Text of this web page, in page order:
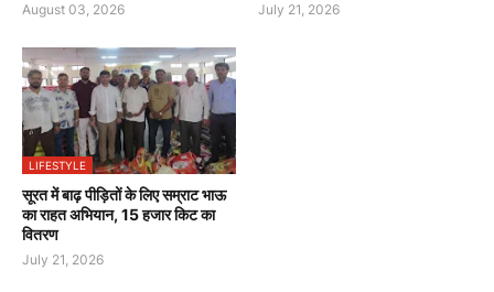
August 03, 2026 July 21, 2026
LIFESTYLE
सूरत में बाढ़ पीड़ितों के लिए सम्राट भाऊ
का राहत अभियान, 15 हजार किट का
वितरण
July 21, 2026